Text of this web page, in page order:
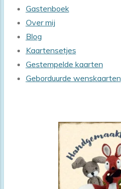
Gastenboek
Over mij
Blog
Kaartensetjes
Gestempelde kaarten
Geborduurde wenskaarten